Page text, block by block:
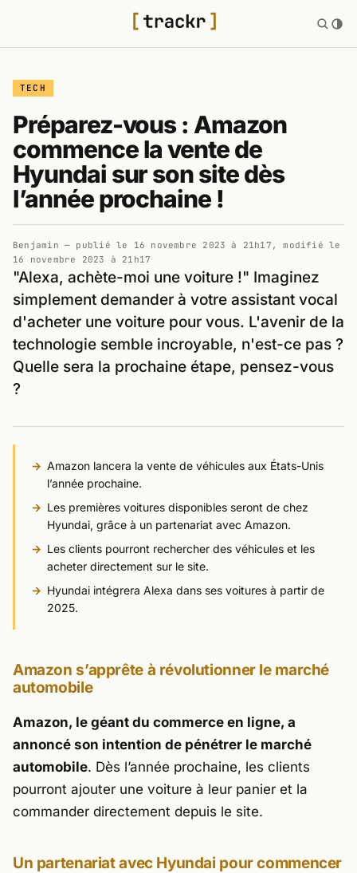
TECH
Préparez-vous : Amazon
commence la vente de
Hyundai sur son site dès
l’année prochaine !
Benjamin — publié le 16 novembre 2023 à 21h17 , modifié le
16 novembre 2023 à 21h17
"Alexa, achète-moi une voiture !" Imaginez
simplement demander à votre assistant vocal
d'acheter une voiture pour vous. L'avenir de la
technologie semble incroyable, n'est-ce pas ?
Quelle sera la prochaine étape, pensez-vous
?
Amazon lancera la vente de véhicules aux États-Unis
l’année prochaine.
Les premières voitures disponibles seront de chez
Hyundai, grâce à un partenariat avec Amazon.
Les clients pourront rechercher des véhicules et les
acheter directement sur le site.
Hyundai intégrera Alexa dans ses voitures à partir de
2025.
Amazon s’apprête à révolutionner le marché
automobile
Amazon, le géant du commerce en ligne, a
annoncé son intention de pénétrer le marché
automobile. Dès l’année prochaine, les clients
pourront ajouter une voiture à leur panier et la
commander directement depuis le site.
Un partenariat avec Hyundai pour commencer